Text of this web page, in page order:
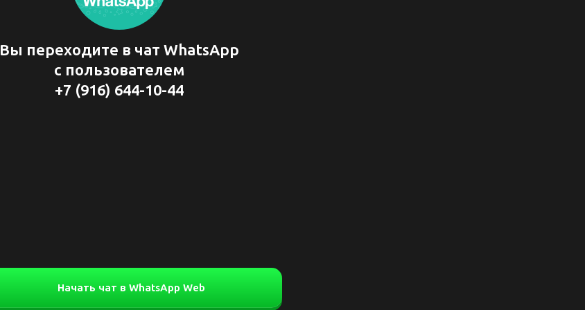
Вы переходите в чат WhatsApp
с пользователем
+7 (916) 644-10-44
Начать чат в WhatsApp Web